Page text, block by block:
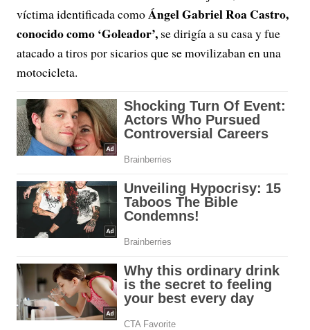
víctima identificada comoÁngel Gabriel Roa Castro,
conocido como ‘Goleador’, se dirigía a su casa y fue
atacado a tiros por sicarios que se movilizaban en una
motocicleta.